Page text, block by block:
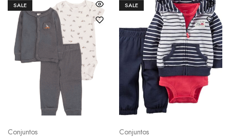
SALE
Conjuntos
SALE
Conjuntos